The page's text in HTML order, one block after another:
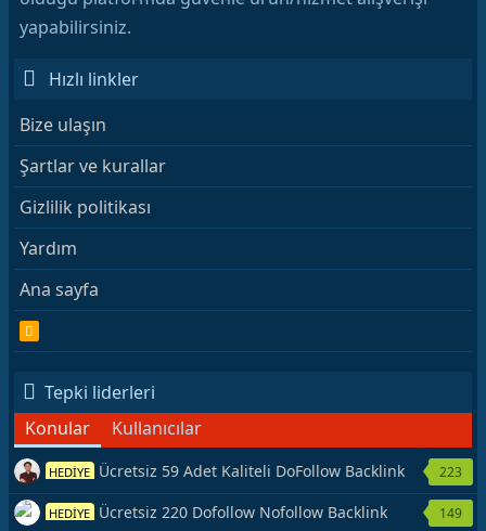
yapabilirsiniz.
Hızlı linkler
Bize ulaşın
Şartlar ve kurallar
Gizlilik politikası
Yardım
Ana sayfa
R
S
Tepki liderleri
Konular
Kullanıcılar
HEDİYE Ücretsiz 59 Adet Kaliteli DoFollow Backlink
Kaynağı Veriyorum.
223
HEDİYE Ücretsiz 220 Dofollow Nofollow Backlink
149